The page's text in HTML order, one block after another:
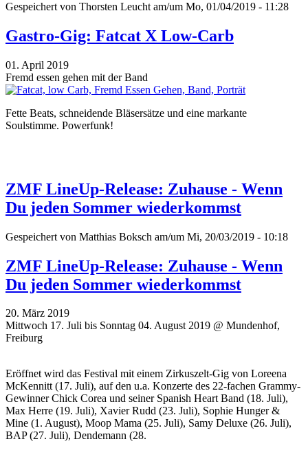
Gespeichert von Thorsten Leucht am/um Mo, 01/04/2019 - 11:28
Gastro-Gig: Fatcat X Low-Carb
01. April 2019
Fremd essen gehen mit der Band
Fette Beats, schneidende Bläsersätze und eine markante
Soulstimme. Powerfunk!
ZMF LineUp-Release: Zuhause - Wenn
Du jeden Sommer wiederkommst
Gespeichert von Matthias Boksch am/um Mi, 20/03/2019 - 10:18
ZMF LineUp-Release: Zuhause - Wenn
Du jeden Sommer wiederkommst
20. März 2019
Mittwoch 17. Juli bis Sonntag 04. August 2019 @ Mundenhof,
Freiburg
Eröffnet wird das Festival mit einem Zirkuszelt-Gig von Loreena
McKennitt (17. Juli), auf den u.a. Konzerte des 22-fachen Grammy-
Gewinner Chick Corea und seiner Spanish Heart Band (18. Juli),
Max Herre (19. Juli), Xavier Rudd (23. Juli), Sophie Hunger &
Mine (1. August), Moop Mama (25. Juli), Samy Deluxe (26. Juli),
BAP (27. Juli), Dendemann (28.